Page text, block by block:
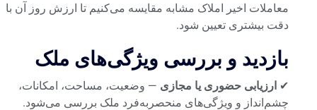
معاملات اخیر املاک مشابه مقایسه می‌کنیم تا ارزش روز آن با
دقت بیشتری تعیین شود.
بازدید و بررسی ویژگی‌های ملک
ارزیابی حضوری یا مجازی— وضعیت، مساحت، امکانات،
چشم‌انداز و ویژگی‌های منحصربه‌فرد ملک بررسی می‌شود.